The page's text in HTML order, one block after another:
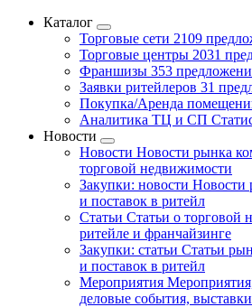
Каталог
Торговые сети 2109
Торговые центры 2031
Франшизы 353
Заявки ритейлеров 31
Покупка/Аренда
Аналитика ТЦ и СП
Новости
Новости Новости рынка
торговой недвижимости
Закупки: новости Новости
и поставок в ритейл
Статьи Статьи о торговой
ритейле и франчайзинге
Закупки: статьи Статьи
и поставок в ритейл
Мероприятия
деловые события, выставки